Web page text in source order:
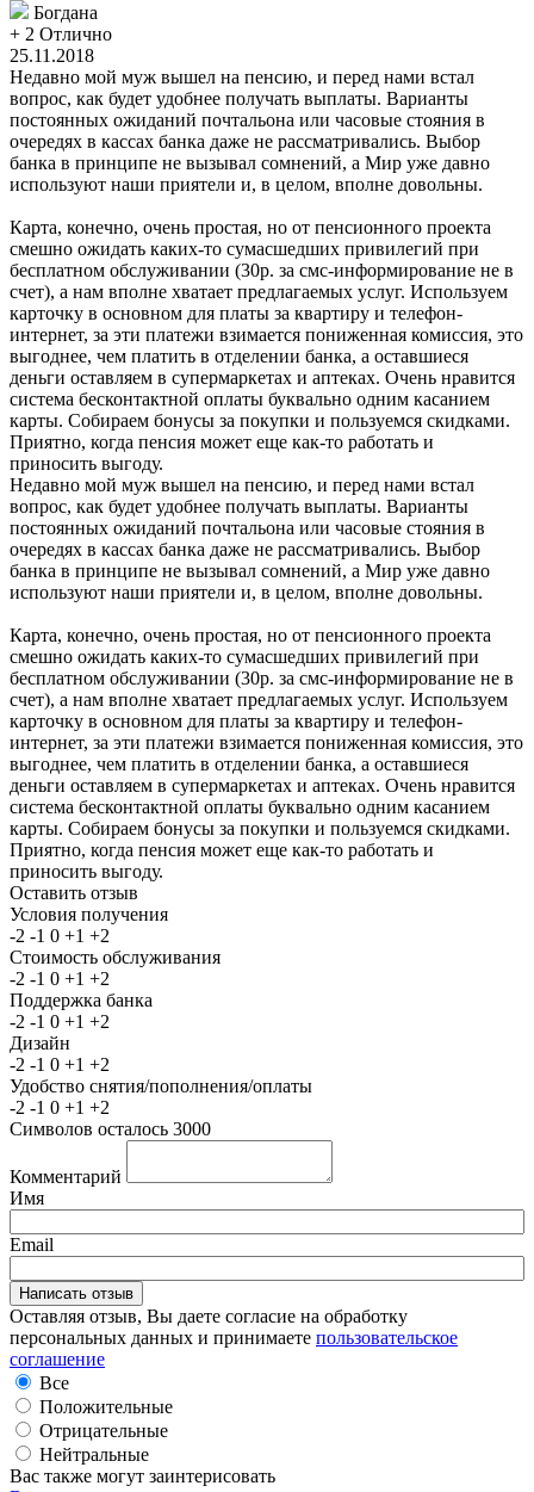
Богдана
+ 2 Отлично
25.11.2018
Недавно мой муж вышел на пенсию, и перед нами встал
вопрос, как будет удобнее получать выплаты. Варианты
постоянных ожиданий почтальона или часовые стояния в
очередях в кассах банка даже не рассматривались. Выбор
банка в принципе не вызывал сомнений, а Мир уже давно
используют наши приятели и, в целом, вполне довольны.
Карта, конечно, очень простая, но от пенсионного проекта
смешно ожидать каких-то сумасшедших привилегий при
бесплатном обслуживании (30р. за смс-информирование не в
счет), а нам вполне хватает предлагаемых услуг. Используем
карточку в основном для платы за квартиру и телефон-
интернет, за эти платежи взимается пониженная комиссия, это
выгоднее, чем платить в отделении банка, а оставшиеся
деньги оставляем в супермаркетах и аптеках. Очень нравится
система бесконтактной оплаты буквально одним касанием
карты. Собираем бонусы за покупки и пользуемся скидками.
Приятно, когда пенсия может еще как-то работать и
приносить выгоду.
Недавно мой муж вышел на пенсию, и перед нами встал
вопрос, как будет удобнее получать выплаты. Варианты
постоянных ожиданий почтальона или часовые стояния в
очередях в кассах банка даже не рассматривались. Выбор
банка в принципе не вызывал сомнений, а Мир уже давно
используют наши приятели и, в целом, вполне довольны.
Карта, конечно, очень простая, но от пенсионного проекта
смешно ожидать каких-то сумасшедших привилегий при
бесплатном обслуживании (30р. за смс-информирование не в
счет), а нам вполне хватает предлагаемых услуг. Используем
карточку в основном для платы за квартиру и телефон-
интернет, за эти платежи взимается пониженная комиссия, это
выгоднее, чем платить в отделении банка, а оставшиеся
деньги оставляем в супермаркетах и аптеках. Очень нравится
система бесконтактной оплаты буквально одним касанием
карты. Собираем бонусы за покупки и пользуемся скидками.
Приятно, когда пенсия может еще как-то работать и
приносить выгоду.
Оставить отзыв
Условия получения
-2 -1 0 +1 +2
Стоимость обслуживания
-2 -1 0 +1 +2
Поддержка банка
-2 -1 0 +1 +2
Дизайн
-2 -1 0 +1 +2
Удобство снятия/пополнения/оплаты
-2 -1 0 +1 +2
Символов осталось 3000
Комментарий
Имя
Email
Оставляя отзыв, Вы даете согласие на обработку
персональных данных и принимаете пользовательское
соглашение
Все
Положительные
Отрицательные
Нейтральные
Вас также могут заинтерисовать